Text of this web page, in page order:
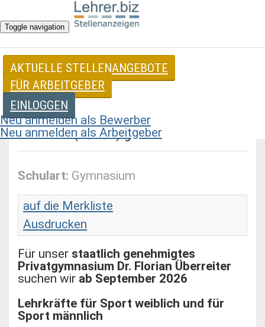
Toggle navigation
AKTUELLE STELLENANGEBOTE
FÜR ARBEITGEBER
EINLOGGEN
Neu anmelden als Bewerber
Neu anmelden als Arbeitgeber
Stellenangebote für Lehrer
Sportlehrer/ in für Privatgymnasium In
München (m/w/d) gesucht
Schulart: Gymnasium
auf die Merkliste
Ausdrucken
Für unser staatlich genehmigtes
Privatgymnasium Dr. Florian Überreiter
suchen wir ab September 2026
Lehrkräfte für Sport weiblich und für
Sport männlich